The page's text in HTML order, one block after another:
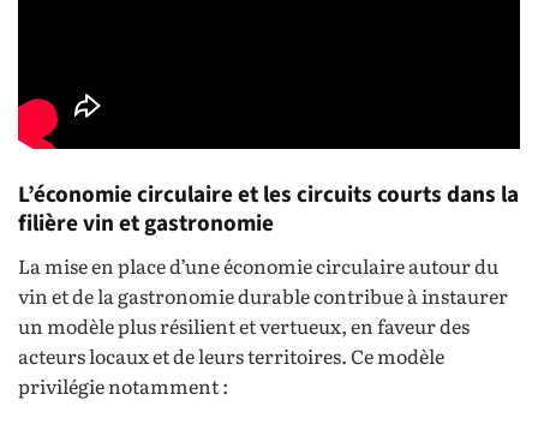
L’économie circulaire et les circuits courts dans la
filière vin et gastronomie
La mise en place d’une économie circulaire autour du
vin et de la gastronomie durable contribue à instaurer
un modèle plus résilient et vertueux, en faveur des
acteurs locaux et de leurs territoires. Ce modèle
privilégie notamment :